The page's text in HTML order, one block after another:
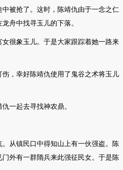
被抢了。这时，陈靖仇由于一念之仁
舟中找寻玉儿的下落。
很象玉儿。于是大家跟踪着她一路来
，幸好陈靖仇使用了鬼谷之术将玉儿
一起去寻找神农鼎。
从镇民口中得知山上有一伙强盗。陈
外有一群隋兵来此强征民女。于是陈